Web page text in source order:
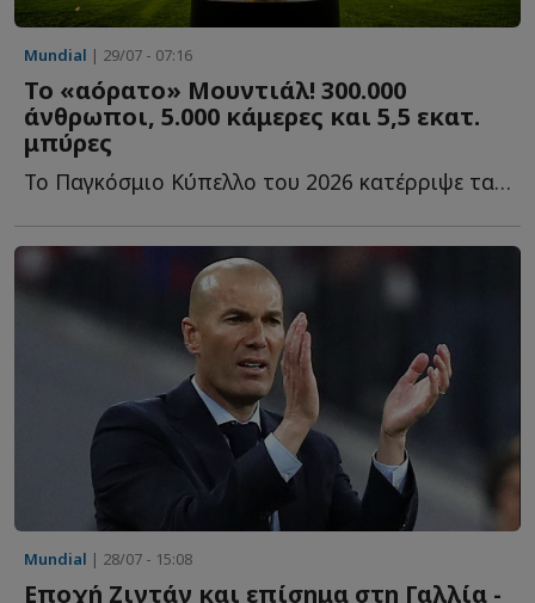
Mundial | 29/07 - 07:16
Το «αόρατο» Μουντιάλ! 300.000
άνθρωποι, 5.000 κάμερες και 5,5 εκατ.
μπύρες
Το Παγκόσμιο Κύπελλο του 2026 κατέρριψε τα όρια του ποδοσφαίρου κ...
Mundial | 28/07 - 15:08
Εποχή Ζιντάν και επίσημα στη Γαλλία -